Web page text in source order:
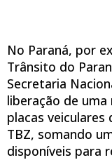
No Paraná, por
Trânsito do
Secretaria
liberação de
placas veiculares
TBZ, somando
disponíveis para